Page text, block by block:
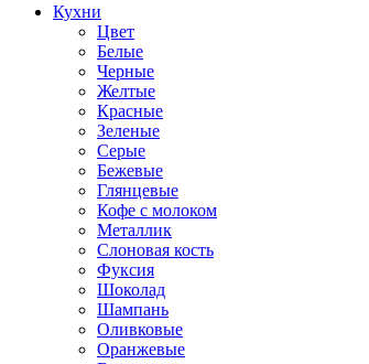
Кухни
Цвет
Белые
Черные
Желтые
Красные
Зеленые
Серые
Бежевые
Глянцевые
Кофе с молоком
Металлик
Слоновая кость
Фуксия
Шоколад
Шампань
Оливковые
Оранжевые